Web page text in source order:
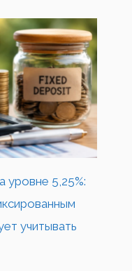
уровне 5,25%:
учитывать